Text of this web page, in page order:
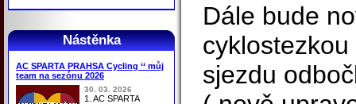
Nástěnka
AC SPARTA PRAHSA Cycling ‘‘ můj
team na sezónu 2026
30. 03. 2026
1. AC SPARTA
Dále bude
sjezdu